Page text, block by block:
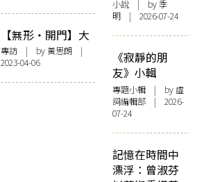
【無形・開門】大
時代裡保持獨立思
考，文學就是重現
記憶——訪周蜜蜜
專訪| by 黃思朗|
2023-04-06
小說 | by 季
明 | 2026-07-24
《寂靜的朋
友》小輯
專題小輯 | by 虛
詞編輯部 | 2026-
07-24
記憶在時間中
漂浮：曾淑芬